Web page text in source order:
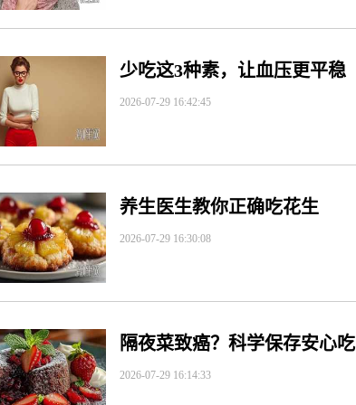
少吃这3种素，让血压更平稳
2026-07-29 16:42:45
养生医生教你正确吃花生
2026-07-29 16:30:08
隔夜菜致癌？科学保存安心吃
2026-07-29 16:14:33